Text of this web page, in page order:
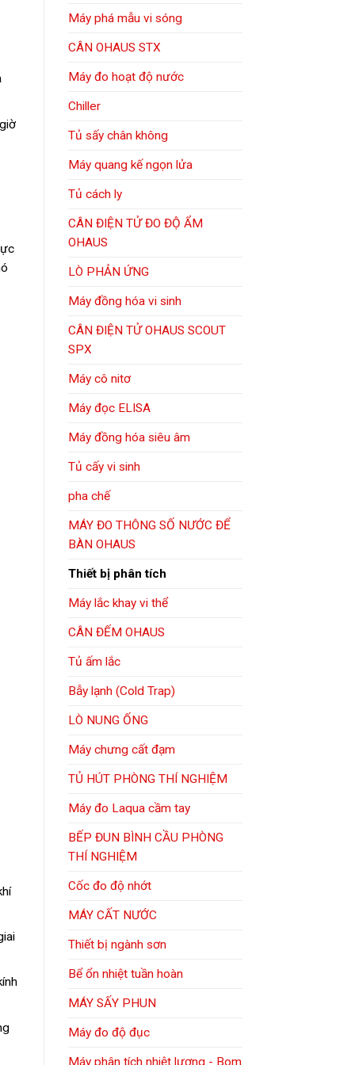
Máy phá mẫu vi sóng
CÂN OHAUS STX
Máy đo hoạt độ nước
Chiller
Tủ sấy chân không
Máy quang kế ngọn lửa
Tủ cách ly
CÂN ĐIỆN TỬ ĐO ĐỘ ẨM
OHAUS
LÒ PHẢN ỨNG
Máy đồng hóa vi sinh
CÂN ĐIỆN TỬ OHAUS SCOUT
SPX
Máy cô nitơ
Máy đọc ELISA
Máy đồng hóa siêu âm
Tủ cấy vi sinh
pha chế
MÁY ĐO THÔNG SỐ NƯỚC ĐỂ
BÀN OHAUS
Thiết bị phân tích
Máy lắc khay vi thể
CÂN ĐẾM OHAUS
Tủ ấm lắc
Bẫy lạnh (Cold Trap)
LÒ NUNG ỐNG
Máy chưng cất đạm
TỦ HÚT PHÒNG THÍ NGHIỆM
Máy đo Laqua cầm tay
BẾP ĐUN BÌNH CẦU PHÒNG
THÍ NGHIỆM
Cốc đo độ nhớt
MÁY CẤT NƯỚC
Thiết bị ngành sơn
Bể ổn nhiệt tuần hoàn
MÁY SẤY PHUN
Máy đo độ đục
Máy phân tích nhiệt lượng - Bom